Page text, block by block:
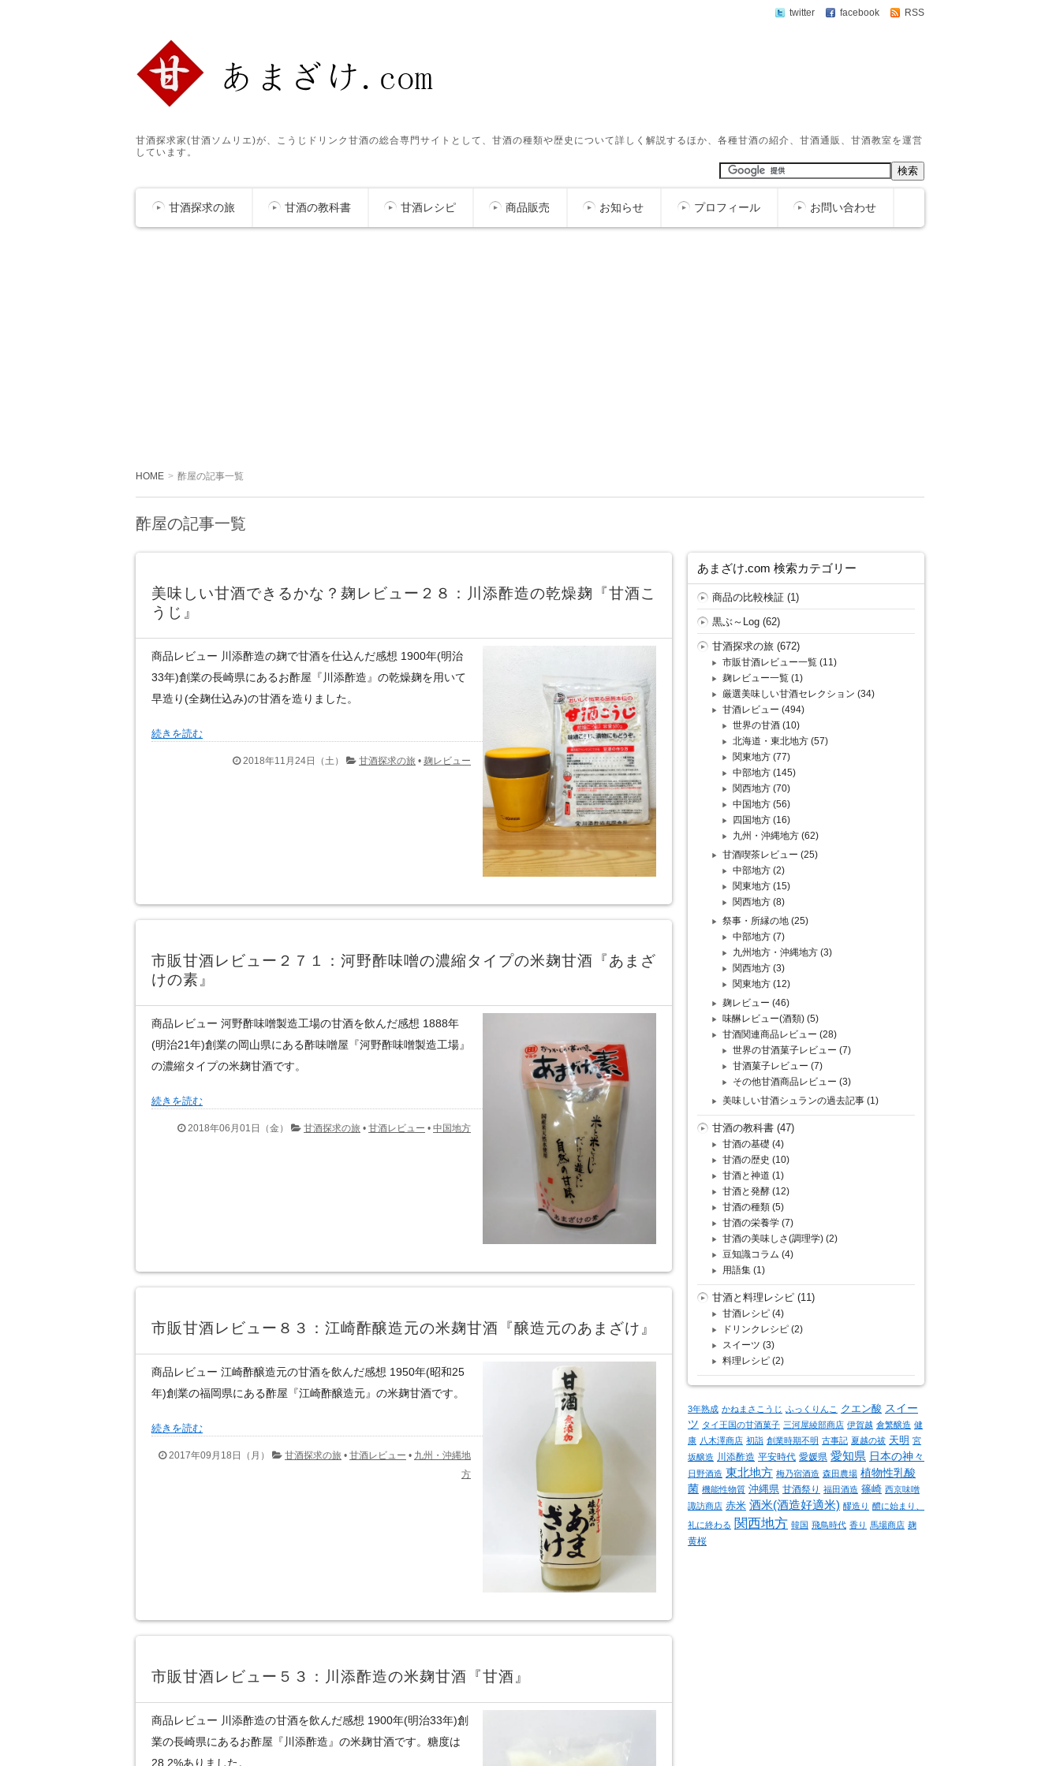
twitter facebook RSS
甘酒探求家(甘酒ソムリエ)が、こうじドリンク甘酒の総合専門サイトとして、甘酒の種類や歴史について詳しく解説するほか、各種甘酒の紹介、甘酒通販、甘酒教室を運営
しています。
甘酒探求の旅 甘酒の教科書 甘酒レシピ 商品販売 お知らせ プロフィール お問い合わせ
HOME 酢屋の記事一覧
酢屋の記事一覧
美味しい甘酒できるかな？麹レビュー２８：川添酢造の乾燥麹『甘酒こ
うじ』
商品レビュー 川添酢造の麹で甘酒を仕込んだ感想 1900年(明治
33年)創業の長崎県にあるお酢屋『川添酢造』の乾燥麹を用いて
早造り(全麹仕込み)の甘酒を造りました。
続きを読む
2018年11月24日（土） 甘酒探求の旅 • 麹レビュー
市販甘酒レビュー２７１：河野酢味噌の濃縮タイプの米麹甘酒『あまざ
けの素』
商品レビュー 河野酢味噌製造工場の甘酒を飲んだ感想 1888年
(明治21年)創業の岡山県にある酢味噌屋『河野酢味噌製造工場』
の濃縮タイプの米麹甘酒です。
続きを読む
2018年06月01日（金） 甘酒探求の旅 • 甘酒レビュー • 中国地方
市販甘酒レビュー８３：江崎酢醸造元の米麹甘酒『醸造元のあまざけ』
商品レビュー 江崎酢醸造元の甘酒を飲んだ感想 1950年(昭和25
年)創業の福岡県にある酢屋『江崎酢醸造元』の米麹甘酒です。
続きを読む
2017年09月18日（月） 甘酒探求の旅 • 甘酒レビュー • 九州・沖縄地
方
市販甘酒レビュー５３：川添酢造の米麹甘酒『甘酒』
商品レビュー 川添酢造の甘酒を飲んだ感想 1900年(明治33年)創
業の長崎県にあるお酢屋『川添酢造』の米麹甘酒です。糖度は
28.2%ありました。
あまざけ.com 検索カテゴリー
商品の比較検証 (1)
黒ぶ～Log (62)
甘酒探求の旅 (672)
市販甘酒レビュー一覧 (11)
麹レビュー一覧 (1)
厳選美味しい甘酒セレクション (34)
甘酒レビュー (494)
世界の甘酒 (10)
北海道・東北地方 (57)
関東地方 (77)
中部地方 (145)
関西地方 (70)
中国地方 (56)
四国地方 (16)
九州・沖縄地方 (62)
甘酒喫茶レビュー (25)
中部地方 (2)
関東地方 (15)
関西地方 (8)
祭事・所縁の地 (25)
中部地方 (7)
九州地方・沖縄地方 (3)
関西地方 (3)
関東地方 (12)
麹レビュー (46)
味醂レビュー(酒類) (5)
甘酒関連商品レビュー (28)
世界の甘酒菓子レビュー (7)
甘酒菓子レビュー (7)
その他甘酒商品レビュー (3)
美味しい甘酒シュランの過去記事 (1)
甘酒の教科書 (47)
甘酒の基礎 (4)
甘酒の歴史 (10)
甘酒と神道 (1)
甘酒と発酵 (12)
甘酒の種類 (5)
甘酒の栄養学 (7)
甘酒の美味しさ(調理学) (2)
豆知識コラム (4)
用語集 (1)
甘酒と料理レシピ (11)
甘酒レシピ (4)
ドリンクレシピ (2)
スイーツ (3)
料理レシピ (2)
3年熟成 かねまさこうじ ふっくりんこ クエン酸 スイー
ツ タイ王国の甘酒菓子 三河屋綾部商店 伊賀越 倉繁醸造 健
康 八木澤商店 初詣 創業時期不明 古事記 夏越の祓 天明 宮
坂醸造 川添酢造 平安時代 愛媛県 愛知県 日本の神々
日野酒造 東北地方 梅乃宿酒造 森田農場 植物性乳酸
菌 機能性物質 沖縄県 甘酒祭り 福田酒造 篠崎 西京味噌
諏訪商店 赤米 酒米(酒造好適米) 醪造り 醴に始まり、
礼に終わる 関西地方 韓国 飛鳥時代 香り 馬場商店 麹
黄桜